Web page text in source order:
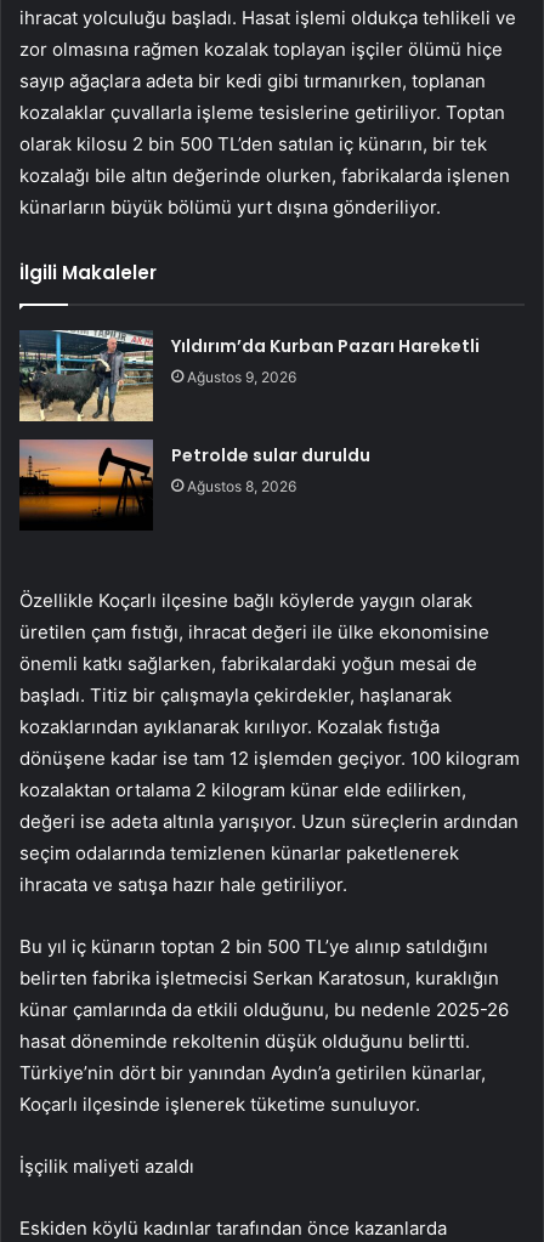
ihracat yolculuğu başladı. Hasat işlemi oldukça tehlikeli ve
zor olmasına rağmen kozalak toplayan işçiler ölümü hiçe
sayıp ağaçlara adeta bir kedi gibi tırmanırken, toplanan
kozalaklar çuvallarla işleme tesislerine getiriliyor. Toptan
olarak kilosu 2 bin 500 TL’den satılan iç künarın, bir tek
kozalağı bile altın değerinde olurken, fabrikalarda işlenen
künarların büyük bölümü yurt dışına gönderiliyor.
İlgili Makaleler
Yıldırım’da Kurban Pazarı Hareketli
Ağustos 9, 2026
Petrolde sular duruldu
Ağustos 8, 2026
Özellikle Koçarlı ilçesine bağlı köylerde yaygın olarak
üretilen çam fıstığı, ihracat değeri ile ülke ekonomisine
önemli katkı sağlarken, fabrikalardaki yoğun mesai de
başladı. Titiz bir çalışmayla çekirdekler, haşlanarak
kozaklarından ayıklanarak kırılıyor. Kozalak fıstığa
dönüşene kadar ise tam 12 işlemden geçiyor. 100 kilogram
kozalaktan ortalama 2 kilogram künar elde edilirken,
değeri ise adeta altınla yarışıyor. Uzun süreçlerin ardından
seçim odalarında temizlenen künarlar paketlenerek
ihracata ve satışa hazır hale getiriliyor.
Bu yıl iç künarın toptan 2 bin 500 TL’ye alınıp satıldığını
belirten fabrika işletmecisi Serkan Karatosun, kuraklığın
künar çamlarında da etkili olduğunu, bu nedenle 2025-26
hasat döneminde rekoltenin düşük olduğunu belirtti.
Türkiye’nin dört bir yanından Aydın’a getirilen künarlar,
Koçarlı ilçesinde işlenerek tüketime sunuluyor.
İşçilik maliyeti azaldı
Eskiden köylü kadınlar tarafından önce kazanlarda